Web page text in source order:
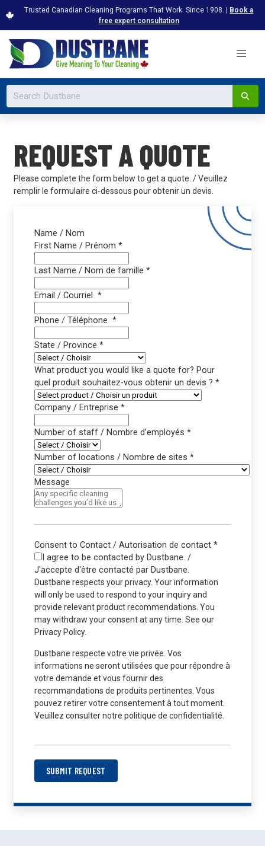
Trusted Canadian Cleaning Programs That Work. Since 1908. | Book a
free expert consultation
REQUEST A QUOTE
Please complete the form below to get a quote. / Veuillez
remplir le formulaire ci-dessous pour obtenir un devis.
Name / Nom
First Name / Prénom *
Last Name / Nom de famille *
Email / Courriel *
Phone / Téléphone *
State / Province *
What product you would like a quote for? Pour
quel produit souhaitez-vous obtenir un devis ? *
Company / Entreprise *
Number of staff / Nombre d’employés *
Number of locations / Nombre de sites *
Message
Consent to Contact / Autorisation de contact *
I agree to be contacted by Dustbane. /
J'accepte d'être contacté par Dustbane.
Dustbane respects your privacy. Your information
will only be used to respond to your inquiry and
provide relevant product recommendations. You
may withdraw your consent at any time. See our
Privacy Policy.
Dustbane respecte votre vie privée. Vos
informations ne seront utilisées que pour répondre à
votre demande et vous fournir des
recommandations de produits pertinentes. Vous
pouvez retirer votre consentement à tout moment.
Veuillez consulter notre politique de confidentialité.
SUBMIT REQUEST